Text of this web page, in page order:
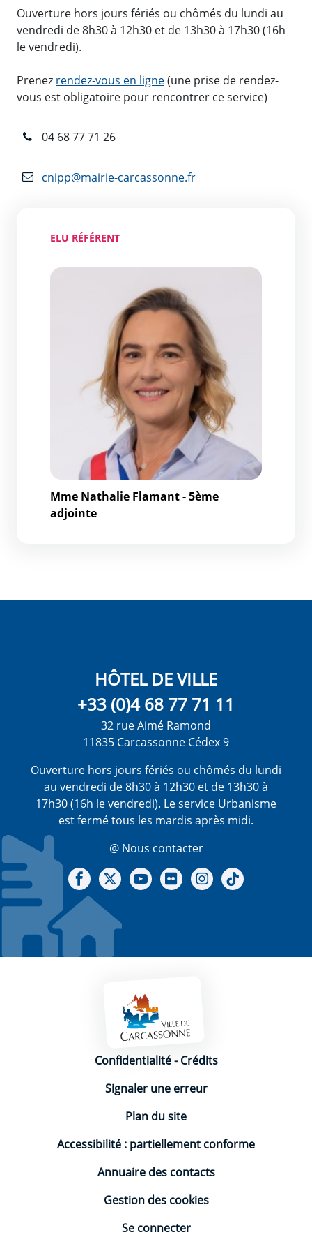
Ouverture hors jours fériés ou chômés du lundi au
vendredi de 8h30 à 12h30 et de 13h30 à 17h30 (16h
le vendredi).
Prenez rendez-vous en ligne(une prise de rendez-
vous est obligatoire pour rencontrer ce service)
04 68 77 71 26
cnipp@mairie-carcassonne.fr
ELU RÉFÉRENT
Mme Nathalie Flamant - 5ème
adjointe
HÔTEL DE VILLE
+33 (0)4 68 77 71 11
32 rue Aimé Ramond
11835 Carcassonne Cédex 9
Ouverture hors jours fériés ou chômés du lundi
au vendredi de 8h30 à 12h30 et de 13h30 à
17h30 (16h le vendredi). Le service Urbanisme
est fermé tous les mardis après midi.
@ Nous contacter
Notre Facebook
Notre X - (twitter)
Notre chaine Youtube
Notre Gallerie sur Flickr
Notre Instagram
Mentions légales
Confidentialité-Crédits
Signaler une erreur
Plan du site
Accessibilité : partiellement conforme
Annuaire des contacts
Gestion des cookies
Se connecter